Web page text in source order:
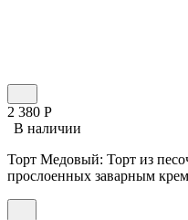
2 380 Р
В наличии
Торт Медовый: Торт из
прослоенных заварным